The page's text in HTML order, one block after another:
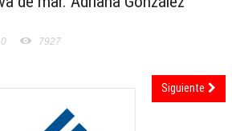
0 7927
Siguiente